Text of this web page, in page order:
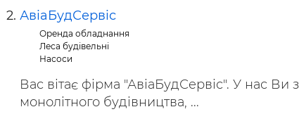
АвіаБудСервіс
Оренда обладнання
Леса будівельні
Насоси
Вас вітає фірма "АвіаБудСервіс". У нас Ви
монолітного будівництва, ...